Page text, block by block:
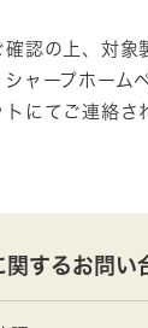
確認の上、対
シャープホーム
にてご連絡さ
関するお問い